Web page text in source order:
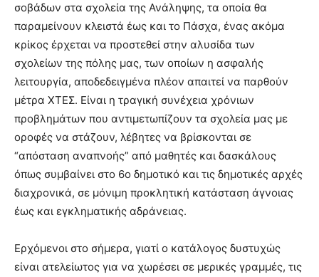
σοβάδων στα σχολεία της Ανάληψης, τα οποία θα
παραμείνουν κλειστά έως και το Πάσχα, ένας ακόμα
κρίκος έρχεται να προστεθεί στην αλυσίδα των
σχολείων της πόλης μας, των οποίων η ασφαλής
λειτουργία, αποδεδειγμένα πλέον απαιτεί να παρθούν
μέτρα ΧΤΕΣ. Είναι η τραγική συνέχεια χρόνιων
προβλημάτων που αντιμετωπίζουν τα σχολεία μας με
οροφές να στάζουν, λέβητες να βρίσκονται σε
“απόσταση αναπνοής” από μαθητές και δασκάλους
όπως συμβαίνει στο 6ο δημοτικό και τις δημοτικές αρχές
διαχρονικά, σε μόνιμη προκλητική κατάσταση άγνοιας
έως και εγκληματικής αδράνειας.
Ερχόμενοι στο σήμερα, γιατί ο κατάλογος δυστυχώς
είναι ατελείωτος για να χωρέσει σε μερικές γραμμές, τις